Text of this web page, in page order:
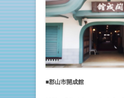
■郡山市開成館